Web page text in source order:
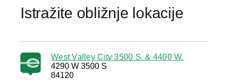
Istražite obližnje lokacije
West Valley City 3500 S. & 4400 W.
4290 W 3500 S
84120